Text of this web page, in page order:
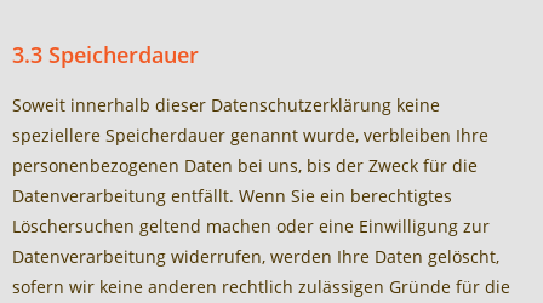
3.3 Speicherdauer
Soweit innerhalb dieser Datenschutzerklärung keine
speziellere Speicherdauer genannt wurde, verbleiben Ihre
personenbezogenen Daten bei uns, bis der Zweck für die
Datenverarbeitung entfällt. Wenn Sie ein berechtigtes
Löschersuchen geltend machen oder eine Einwilligung zur
Datenverarbeitung widerrufen, werden Ihre Daten gelöscht,
sofern wir keine anderen rechtlich zulässigen Gründe für die